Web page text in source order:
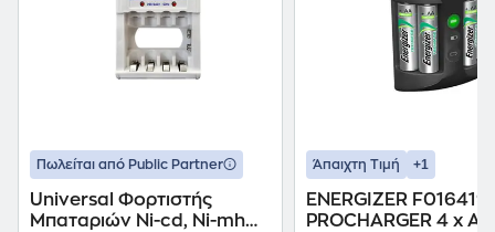
Πωλείται από Public Partner
Universal Φορτιστής
Μπαταριών Ni-cd, Ni-mh
Άπαιχτη Τιμή +1
ENERGIZER F016419
PROCHARGER 4 x AA